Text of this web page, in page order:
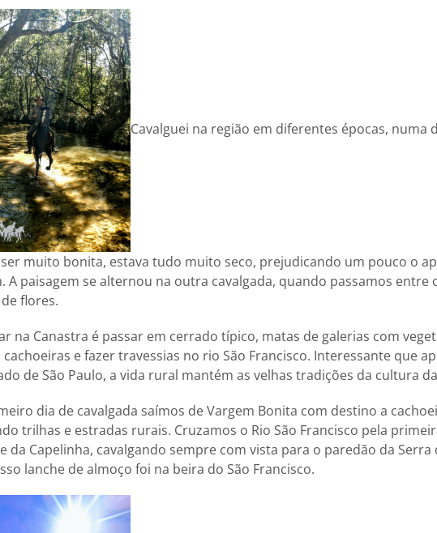
Cavalguei na região em diferentes épocas, numa
muito bonita, estava tudo muito seco, prejudicando um pouco o
A paisagem se alternou na outra cavalgada, quando passamos entre
flores.
na Canastra é passar em cerrado típico, matas de galerias com
e fazer travessias no rio São Francisco. Interessante que
de São Paulo, a vida rural mantém as velhas tradições da cultura
dia de cavalgada saímos de Vargem Bonita com destino a
trilhas e estradas rurais. Cruzamos o Rio São Francisco pela
da Capelinha, cavalgando sempre com vista para o paredão da Serra
lanche de almoço foi na beira do São Francisco.